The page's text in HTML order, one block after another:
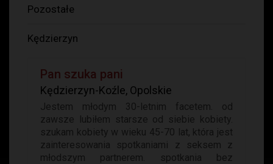
Pozostałe
Kędzierzyn
Pan szuka pani
Kędzierzyn-Koźle, Opolskie
Jestem młodym 30-letnim facetem. od
zawsze lubiłem starsze od siebie kobiety.
szukam kobiety w wieku 45-70 lat, która jest
zainteresowania spotkaniami z seksem z
młodszym partnerem. spotkania bez